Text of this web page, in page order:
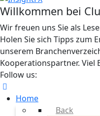
Willkommen bei
Wir freuen uns Sie als
Holen Sie sich Tipps zum
unserem
Kooperationspartner. Viel
Follow us:
Home
Back